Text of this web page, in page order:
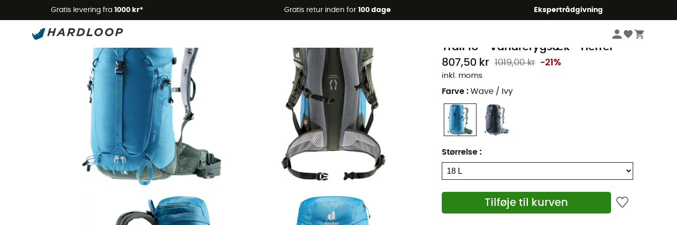
Gratis levering fra 1000 kr* Gratis retur inden for 100 dage Ekspertrådgivning
Øko-fremstillet
Vandrebeklædning & Vandreudstyr Vandrerygsække
Trail 18 - Vandrerygsæk - Herrer
807,50 kr 1019,00 kr -21%
inkl. moms
Farve : Wave / Ivy
Størrelse :
Tilføje til kurven